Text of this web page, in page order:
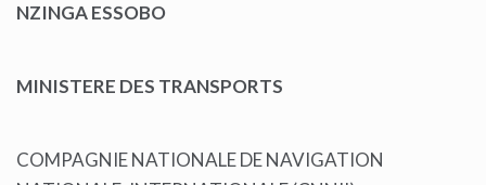
NZINGA ESSOBO
MINISTERE DES TRANSPORTS
COMPAGNIE NATIONALE DE NAVIGATION